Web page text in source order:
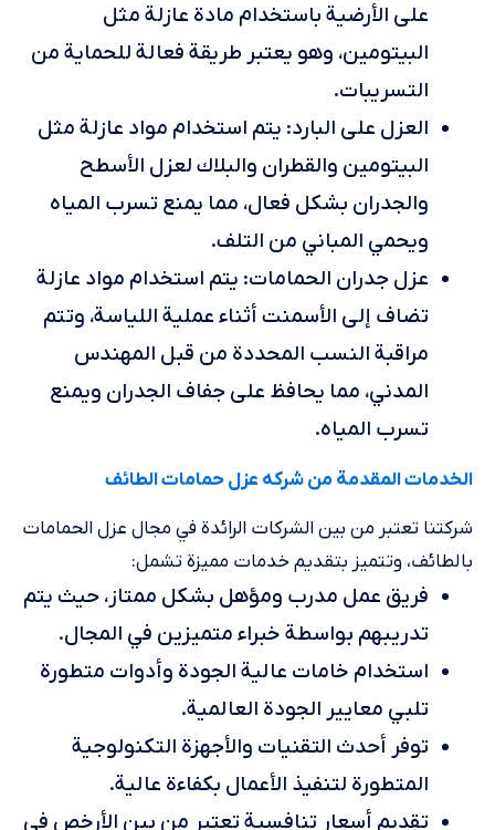
على الأرضية باستخدام مادة عازلة مثل
البيتومين، وهو يعتبر طريقة فعالة للحماية من
التسريبات.
العزل على البارد: يتم استخدام مواد عازلة مثل
البيتومين والقطران والبلاك لعزل الأسطح
والجدران بشكل فعال، مما يمنع تسرب المياه
ويحمي المباني من التلف.
عزل جدران الحمامات: يتم استخدام مواد عازلة
تضاف إلى الأسمنت أثناء عملية اللياسة، وتتم
مراقبة النسب المحددة من قبل المهندس
المدني، مما يحافظ على جفاف الجدران ويمنع
تسرب المياه.
الخدمات المقدمة من شركه عزل حمامات الطائف
شركتنا تعتبر من بين الشركات الرائدة في مجال عزل الحمامات
بالطائف، وتتميز بتقديم خدمات مميزة تشمل:
فريق عمل مدرب ومؤهل بشكل ممتاز، حيث يتم
تدريبهم بواسطة خبراء متميزين في المجال.
استخدام خامات عالية الجودة وأدوات متطورة
تلبي معايير الجودة العالمية.
توفر أحدث التقنيات والأجهزة التكنولوجية
المتطورة لتنفيذ الأعمال بكفاءة عالية.
تقديم أسعار تنافسية تعتبر من بين الأرخص في